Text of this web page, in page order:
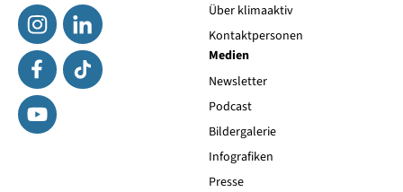
Über klimaaktiv
Kontaktpersonen
Medien
Newsletter
Podcast
Bildergalerie
Infografiken
Presse